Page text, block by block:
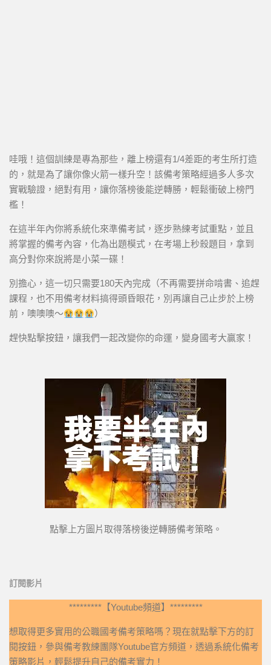
哇哦！這個訓練是專為那些，離上榜還有1/4差距的考生所打造
的，就是為了讓你像火箭一樣升空！該備考策略經過多人多次
實戰驗證，絕對有用，讓你落榜後能逆轉勝，輕鬆衝破上榜門
檻！
在這半年內你將系統化來準備考試，逐步熟練考試重點，並且
將掌握的備考內容，化為出題模式，在考場上秒殺題目，拿到
高分對你來說將是小菜一碟！
別擔心，這一切只需要180天內完成（不再需要拼命啃書、追趕
課程，也不用備考材料搞得頭昏眼花，別再讓自己止步於上榜
前，噢噢噢～
）
趕快點擊按鈕，讓我們一起改變你的命運，變身國考大贏家！
點擊上方圖片取得落榜後逆轉勝備考策略。
訂閱影片
*********【Youtube頻道】*********
想取得更多實用的公職國考備考策略嗎？現在就點擊下方的訂
閱按鈕，參與備考教練團隊Youtube官方頻道，透過系統化備考
策略影片，輕鬆提升自己的備考實力！